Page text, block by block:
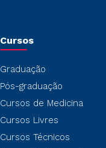
Cursos
Graduação
Pós-graduação
Cursos de Medicina
Cursos Livres
Cursos Técnicos